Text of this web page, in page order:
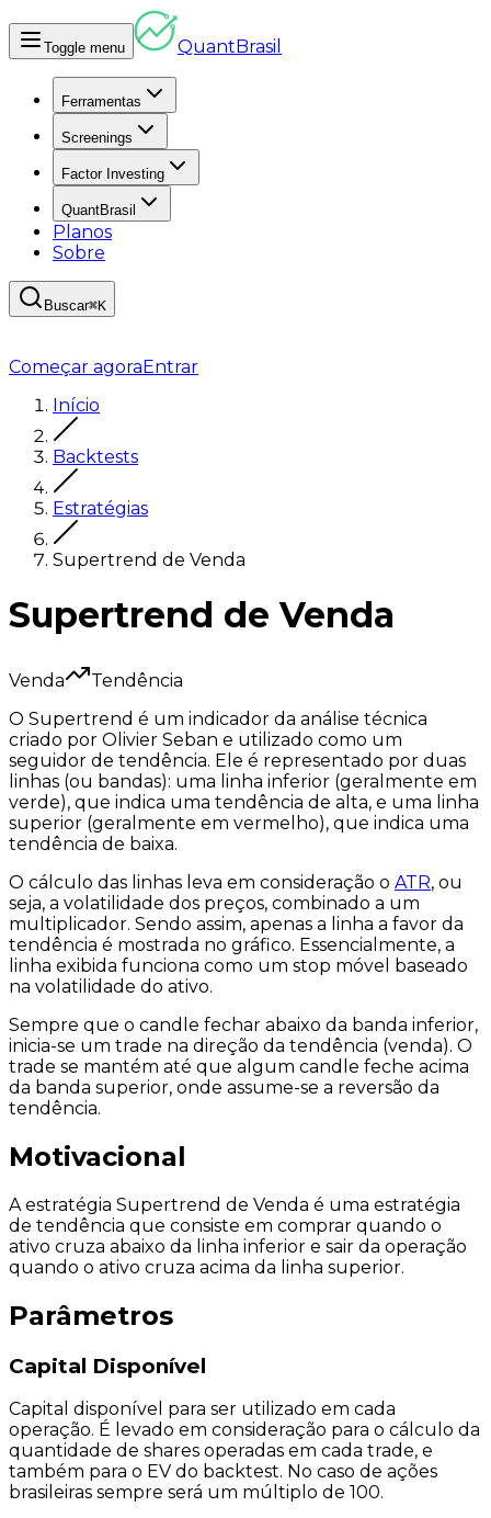
Toggle menu QuantBrasil
Ferramentas
Screenings
Factor Investing
QuantBrasil
Planos
Sobre
Buscar⌘K
Começar agoraEntrar
Início
Backtests
Estratégias
Supertrend de Venda
Supertrend de Venda
Venda
Tendência
O Supertrend é um indicador da análise técnica
criado por Olivier Seban e utilizado como um
seguidor de tendência. Ele é representado por duas
linhas (ou bandas): uma linha inferior (geralmente em
verde), que indica uma tendência de alta, e uma linha
superior (geralmente em vermelho), que indica uma
tendência de baixa.
O cálculo das linhas leva em consideração o ATR, ou
seja, a volatilidade dos preços, combinado a um
multiplicador. Sendo assim, apenas a linha a favor da
tendência é mostrada no gráfico. Essencialmente, a
linha exibida funciona como um stop móvel baseado
na volatilidade do ativo.
Sempre que o candle fechar abaixo da banda inferior,
inicia-se um trade na direção da tendência (venda). O
trade se mantém até que algum candle feche acima
da banda superior, onde assume-se a reversão da
tendência.
Motivacional
A estratégia Supertrend de Venda é uma estratégia
de tendência que consiste em comprar quando o
ativo cruza abaixo da linha inferior e sair da operação
quando o ativo cruza acima da linha superior.
Parâmetros
Capital Disponível
Capital disponível para ser utilizado em cada
operação. É levado em consideração para o cálculo da
quantidade de shares operadas em cada trade, e
também para o EV do backtest. No caso de ações
brasileiras sempre será um múltiplo de 100.